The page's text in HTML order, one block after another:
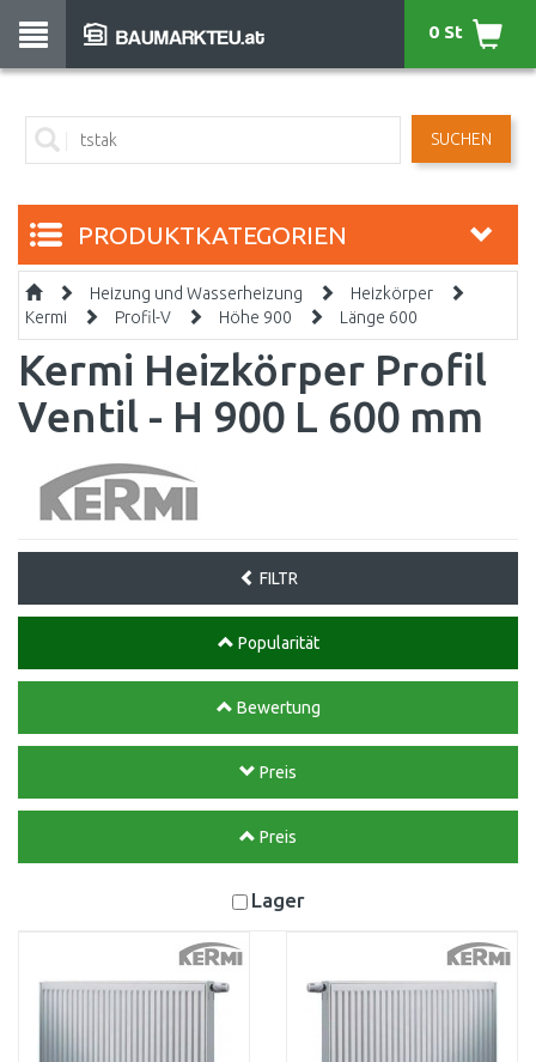
SUCHEN
0 St
PRODUKTKATEGORIEN
Heizung und Wasserheizung
Heizkörper
Kermi
Profil-V Höhe 900 Länge 600
Kermi Heizkörper Profil
Ventil - H 900 L 600 mm
FILTR
Popularität
Bewertung
Preis
Preis
Lager